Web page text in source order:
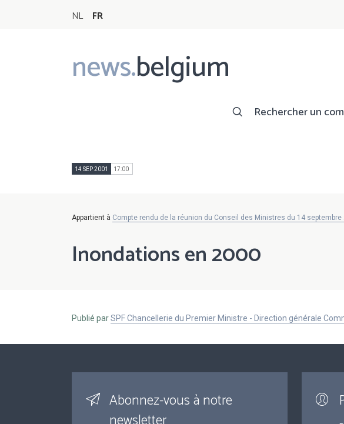
NL FR
news.belgium
Main
navigation
Rechercher un
14 SEP 2001 17:00
Appartient à Compte rendu de la réunion du Conseil des Ministres du 14 septembre
Inondations en 2000
Publié parSPF Chancellerie du Premier Ministre - Direction générale
Abonnez-vous à notre